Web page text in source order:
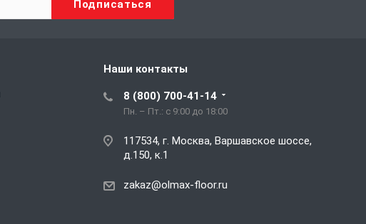
Наши контакты
8 (800) 700-41-14
Пн. – Пт.: с 9:00 до 18:00
117534, г. Москва, Варшавское шоссе,
д.150, к.1
zakaz@olmax-floor.ru